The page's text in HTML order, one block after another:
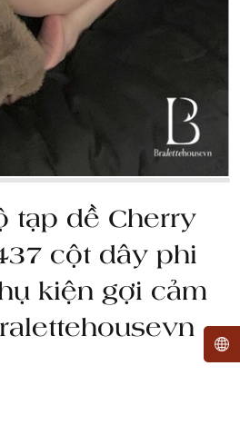
tạp dề Cherry
cột dây phi
kiện gợi cảm